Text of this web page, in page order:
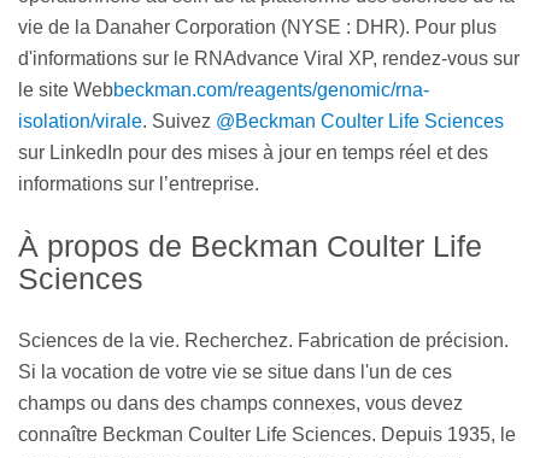
vie de la Danaher Corporation (NYSE : DHR). Pour plus
d'informations sur le RNAdvance Viral XP, rendez-vous sur
le site Webbeckman.com/reagents/genomic/rna-
isolation/virale. Suivez @Beckman Coulter Life Sciences
sur LinkedIn pour des mises à jour en temps réel et des
informations sur l’entreprise.
À propos de Beckman Coulter Life
Sciences
Sciences de la vie. Recherchez. Fabrication de précision.
Si la vocation de votre vie se situe dans l'un de ces
champs ou dans des champs connexes, vous devez
connaître Beckman Coulter Life Sciences. Depuis 1935, le